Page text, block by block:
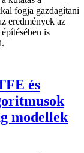
fogja gazdagítani
eredmények az
is
és
modellek